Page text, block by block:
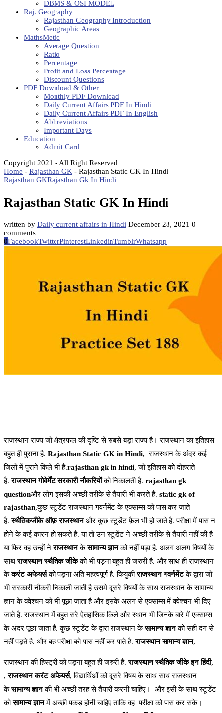
DBMS & OSI MODEL
Raj. Geography
Rajasthan Geography Introduction
Geographic Areas
MathsMetic
Average Question
Ratio
Percentage
Profit and Loss Percentage
Discount Questions
PDF Download & Other
Monthly PDF Download
Daily Current Affairs PDF In Hindi
Daily Current Affairs PDF In English
Abbreviations
Important Days
Education
Admit Card
Copyright 2021 - All Right Reserved
Home - Rajasthan GK - Rajasthan Static GK In Hindi
Rajasthan GKRajasthan Gk In Hindi
Rajasthan Static GK In Hindi
written by Daily current affairs in Hindi December 28, 2021 0
comments
0FacebookTwitterPinterestLinkedinTumblrWhatsapp
राजस्थान राज्य जो क्षेत्रफल की दृष्टि से सबसे बड़ा राज्य है। राजस्थान का इतिहास
बहुत ही पुराना है. Rajasthan Static GK in Hindi, राजस्थान के अंदर कई
जिलों में पुराने किले भी है.rajasthan gk in hindi, जो इतिहास को दोहराते
है.राजस्थान गोवेर्मेंट सरकारी नौकरियोंको निकालती है. rajasthan gk
questionऔर लोग इसकी अच्छी तरीके से तैयारी भी करते है. static gk of
rajasthan,कुछ स्टूडेंट राजस्थान गवर्नमेंट के एक्साम्स को पास कर जाते
है.स्थैतिकजीके ऑफ़ राजस्थानऔर कुछ स्टूडेंट फ़ैल भी हो जाते है. परीक्षा में पास न
होने के कई कारन हो सकते है. या तो उन स्टूडेंट ने अच्छी तरीके से तैयारी नहीं की है
या फिर वह उन्हों नेराजस्थानकेसामान्य ज्ञानको नहीं पड़ा है. अलग अलग विषयों के
साथराजस्थान स्थैतिक जीकेको भी पड़ना बहुत ही जरुरी है. और साथ ही राजस्थान
केकरंट अफेयर्सको पड़ना अति महत्वपूर्ण है. कियुकीराजस्थान गवर्नमेंटके द्वारा जो
भी सरकारी नौकरी निकाली जाती है उसमे दूसरे विषयों के साथ राजस्थान के सामान्य
ज्ञान के क्वेश्चन को भी पूछा जाता है और इसके अलग से एक्साम्स में क्वेश्चन भी दिए
जाते है. राजस्थान में बहुत सरे ऐतहासिक किले और स्थान भी जिनके बारे में एक्साम्स
के अंदर पूछा जाता है. कुछ स्टूडेंट के द्वारा राजस्थान केसामान्य ज्ञानको सही दंग से
नहीं पड़ते है. और वह परीक्षा को पास नहीं कर पाते है.राजस्थान सामान्य ज्ञान,
राजस्थान की हिस्ट्री को पड़ना बहुत ही जरुरी है.राजस्थान स्थैतिक जीके इन हिंदी,
,राजस्थान करंट अफेयर्स, विद्यार्थिओं को दूसरे विषय के साथ साथ राजस्थान
केसामान्य ज्ञानकी भी अच्छी तरह से तैयारी करनी चाहिए। और इसी के साथ स्टूडेंट
कोसामान्य ज्ञानमें अच्छी पकड़ होनी चाहिए ताकि वह परीक्षा को पास कर सके।